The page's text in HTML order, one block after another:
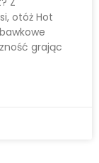
otóż Hot
grając